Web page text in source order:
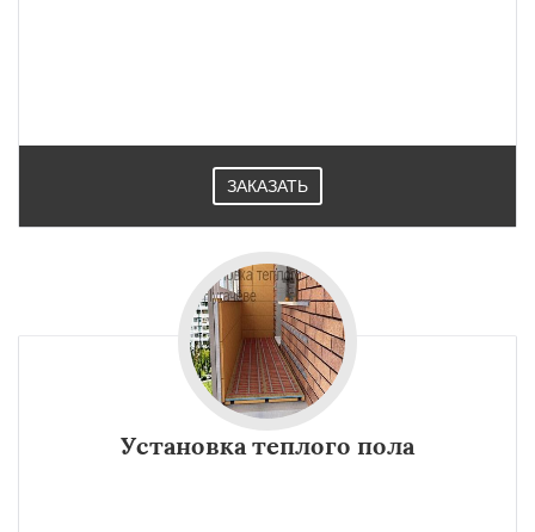
ЗАКАЗАТЬ
Установка теплого пола